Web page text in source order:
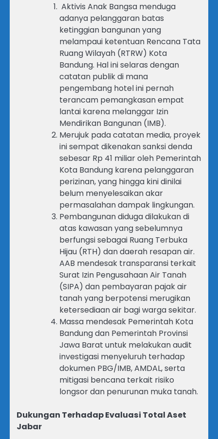
Aktivis Anak Bangsa menduga
adanya pelanggaran batas
ketinggian bangunan yang
melampaui ketentuan Rencana Tata
Ruang Wilayah (RTRW) Kota
Bandung. Hal ini selaras dengan
catatan publik di mana
pengembang hotel ini pernah
terancam pemangkasan empat
lantai karena melanggar Izin
Mendirikan Bangunan (IMB).
Merujuk pada catatan media, proyek
ini sempat dikenakan sanksi denda
sebesar Rp 41 miliar oleh Pemerintah
Kota Bandung karena pelanggaran
perizinan, yang hingga kini dinilai
belum menyelesaikan akar
permasalahan dampak lingkungan.
Pembangunan diduga dilakukan di
atas kawasan yang sebelumnya
berfungsi sebagai Ruang Terbuka
Hijau (RTH) dan daerah resapan air.
AAB mendesak transparansi terkait
Surat Izin Pengusahaan Air Tanah
(SIPA) dan pembayaran pajak air
tanah yang berpotensi merugikan
ketersediaan air bagi warga sekitar.
Massa mendesak Pemerintah Kota
Bandung dan Pemerintah Provinsi
Jawa Barat untuk melakukan audit
investigasi menyeluruh terhadap
dokumen PBG/IMB, AMDAL, serta
mitigasi bencana terkait risiko
longsor dan penurunan muka tanah.
Dukungan Terhadap Evaluasi Total Aset
Jabar